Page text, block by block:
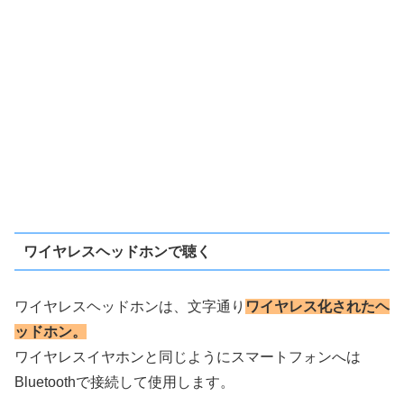
ワイヤレスヘッドホンで聴く
ワイヤレスヘッドホンは、文字通り ワイヤレス化されたヘ
ッドホン。
ワイヤレスイヤホンと同じようにスマートフォンへは
Bluetoothで接続して使用します。